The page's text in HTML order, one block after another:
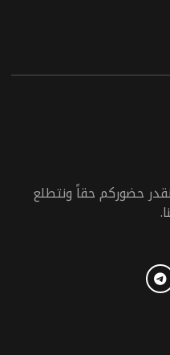
حضوركم حقاً ونتطلع